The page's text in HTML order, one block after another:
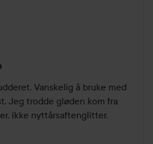
opprettet 2 måneder
Vanskelig å bruke med
Jeg trodde gløden kom fra
ikke nyttårsaftenglitter.